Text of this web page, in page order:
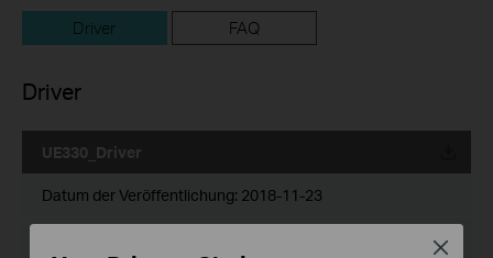
Driver FAQ
Driver
UE330_Driver
Datum der Veröffentlichung: 2018-11-23
Close